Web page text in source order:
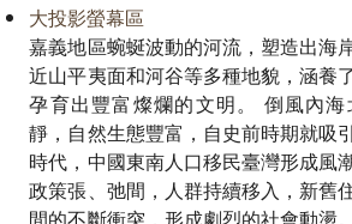
大投影螢幕區
嘉義地區蜿蜒波動的河流，塑造出海
近山平夷面和河谷等多種地貌，涵養
孕育出豐富燦爛的文明。 倒風內
靜，自然生態豐富，自史前時期就吸
時代，中國東南人口移民臺灣形成風
政策張、弛間，人群持續移入，新舊